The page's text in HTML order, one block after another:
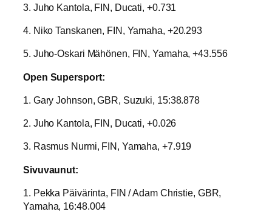
3. Juho Kantola, FIN, Ducati, +0.731
4. Niko Tanskanen, FIN, Yamaha, +20.293
5. Juho-Oskari Mähönen, FIN, Yamaha, +43.556
Open Supersport:
1. Gary Johnson, GBR, Suzuki, 15:38.878
2. Juho Kantola, FIN, Ducati, +0.026
3. Rasmus Nurmi, FIN, Yamaha, +7.919
Sivuvaunut:
1. Pekka Päivärinta, FIN / Adam Christie, GBR,
Yamaha, 16:48.004